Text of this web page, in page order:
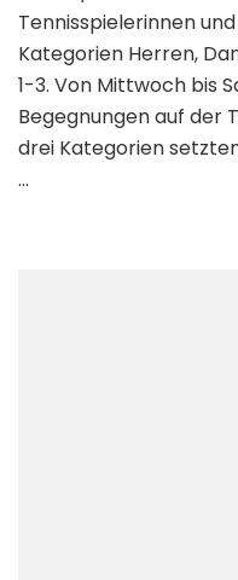
Tennisspielerinnen
Kategorien Herren,
1-3. Von Mittwoch bis
Begegnungen auf der
drei Kategorien
…